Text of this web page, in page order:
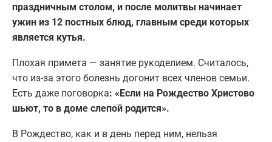
праздничным столом, и после молитвы начинает
ужин из 12 постных блюд, главным среди которых
является кутья.
Плохая примета — занятие рукоделием. Считалось,
что из-за этого болезнь догонит всех членов семьи.
Есть даже поговорка: «Если на Рождество Христово
шьют, то в доме слепой родится».
В Рождество, как и в день перед ним, нельзя